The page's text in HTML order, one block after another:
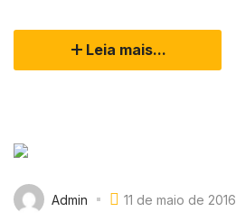
Leia mais...
Admin
11 de maio de 2016